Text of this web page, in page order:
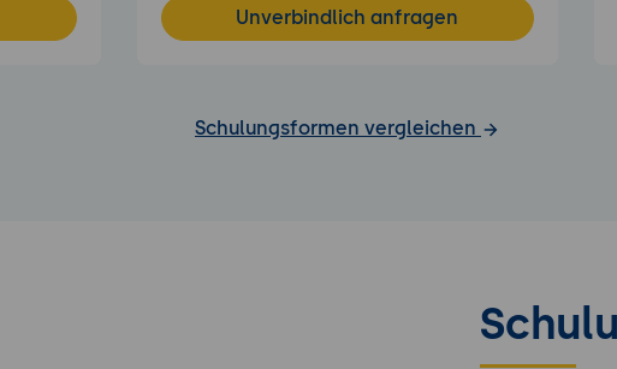
Unverbindlich anfragen
Schulungsformen vergleichen